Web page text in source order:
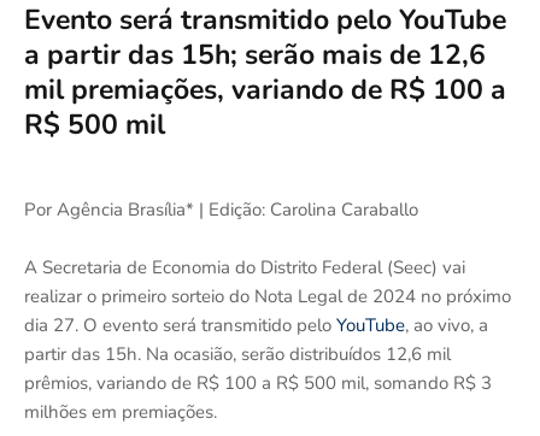
Evento será transmitido pelo YouTube
a partir das 15h; serão mais de 12,6
mil premiações, variando de R$ 100 a
R$ 500 mil
Por Agência Brasília* | Edição: Carolina Caraballo
A Secretaria de Economia do Distrito Federal (Seec) vai
realizar o primeiro sorteio do Nota Legal de 2024 no próximo
dia 27. O evento será transmitido pelo YouTube, ao vivo, a
partir das 15h. Na ocasião, serão distribuídos 12,6 mil
prêmios, variando de R$ 100 a R$ 500 mil, somando R$ 3
milhões em premiações.